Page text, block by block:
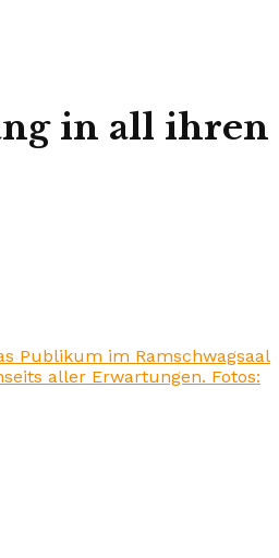
in all ihren